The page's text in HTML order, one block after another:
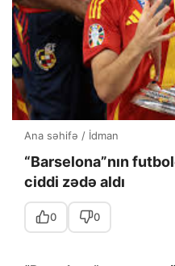
Ana səhifə / İdman
“Barselona”nın
ciddi zədə aldı
0 0